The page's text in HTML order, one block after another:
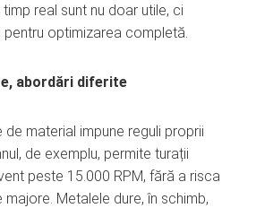
real sunt nu doar utile, ci
optimizarea completă.
abordări diferite
material impune reguli proprii
de exemplu, permite turații
peste 15.000 RPM, fără a risca
Metalele dure, în schimb,